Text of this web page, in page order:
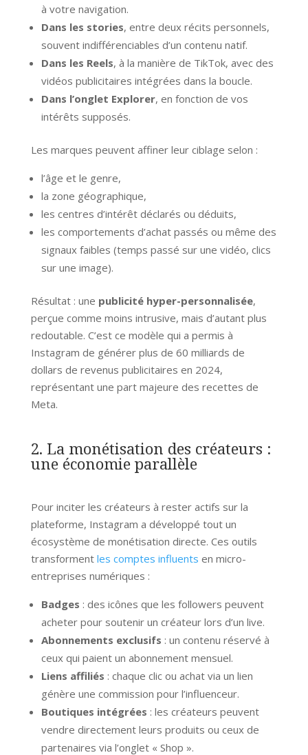
à votre navigation.
Dans les stories, entre deux récits personnels,
souvent indifférenciables d’un contenu natif.
Dans les Reels, à la manière de TikTok, avec des
vidéos publicitaires intégrées dans la boucle.
Dans l’onglet Explorer, en fonction de vos
intérêts supposés.
Les marques peuvent affiner leur ciblage selon :
l’âge et le genre,
la zone géographique,
les centres d’intérêt déclarés ou déduits,
les comportements d’achat passés ou même des
signaux faibles (temps passé sur une vidéo, clics
sur une image).
Résultat : une publicité hyper-personnalisée,
perçue comme moins intrusive, mais d’autant plus
redoutable. C’est ce modèle qui a permis à
Instagram de générer plus de 60 milliards de
dollars de revenus publicitaires en 2024,
représentant une part majeure des recettes de
Meta.
2. La monétisation des créateurs :
une économie parallèle
Pour inciter les créateurs à rester actifs sur la
plateforme, Instagram a développé tout un
écosystème de monétisation directe. Ces outils
transforment les comptes influents en micro-
entreprises numériques :
Badges : des icônes que les followers peuvent
acheter pour soutenir un créateur lors d’un live.
Abonnements exclusifs : un contenu réservé à
ceux qui paient un abonnement mensuel.
Liens affiliés : chaque clic ou achat via un lien
génère une commission pour l’influenceur.
Boutiques intégrées : les créateurs peuvent
vendre directement leurs produits ou ceux de
partenaires via l’onglet « Shop ».